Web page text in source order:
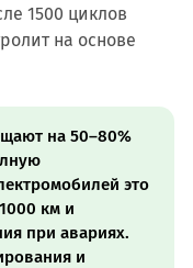
1500 циклов
на основе
на 50–80%
это
км и
при авариях.
и